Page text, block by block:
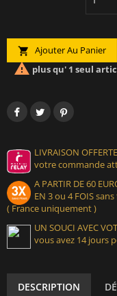
 Ajouter Au Panier
 plus qu' 1 seul
LIVRAISON
votre commande
A PARTIR DE 60
EN 3 ou 4 FOIS sans
( France uniquement )
UN SOUCI AVEC
vous avez 14 jours
DESCRIPTION